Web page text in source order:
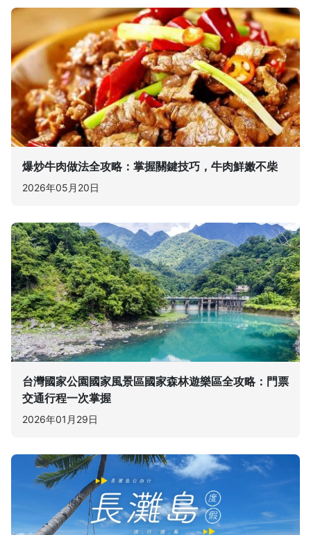
爆炒牛肉做法全攻略：掌握關鍵技巧，牛肉鮮嫩不柴
2026年05月20日
台灣國家公園國家風景區國家森林遊樂區全攻略：門票
交通行程一次掌握
2026年01月29日